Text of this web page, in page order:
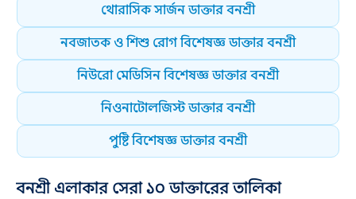
থোরাসিক সার্জন ডাক্তার বনশ্রী
নবজাতক ও শিশু রোগ বিশেষজ্ঞ ডাক্তার বনশ্রী
নিউরো মেডিসিন বিশেষজ্ঞ ডাক্তার বনশ্রী
নিওনাটোলজিস্ট ডাক্তার বনশ্রী
পুষ্টি বিশেষজ্ঞ ডাক্তার বনশ্রী
বনশ্রী এলাকার সেরা ১০ ডাক্তারের তালিকা